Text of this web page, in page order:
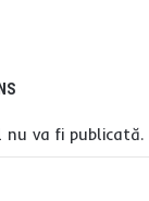
va fi publicată.